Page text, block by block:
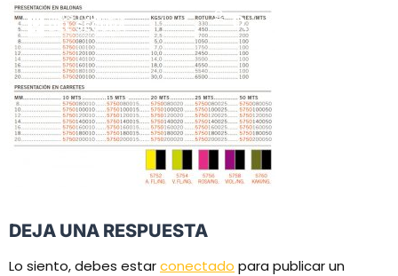
DEJA UNA RESPUESTA
Lo siento, debes estarconectado para publicar un